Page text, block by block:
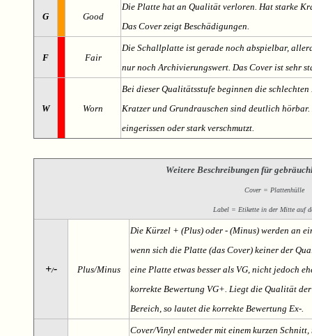
G Good
Die Platte hat an Qualität verloren. Hat starke
Das Cover zeigt Beschädigungen.
F Fair
Die Schallplatte ist gerade noch abspielbar,
nur noch Archivierungswert. Das Cover ist sehr
W Worn
Bei dieser Qualitätsstufe beginnen die
Kratzer und Grundrauschen sind deutlich
eingerissen oder stark verschmutzt.
Weitere Beschreibungen für
Cover = Plattenhülle
Label = Etikette in der Mitte auf
+/- Plus/Minus
Die Kürzel + (Plus) oder - (Minus) werden an
wenn sich die Platte (das Cover) keiner der
eine Platte etwas besser als VG, nicht jedoch
korrekte Bewertung VG+. Liegt die Qualität
Bereich, so lautet die korrekte Bewertung Ex-.
Cover/Vinyl entweder mit einem kurzen